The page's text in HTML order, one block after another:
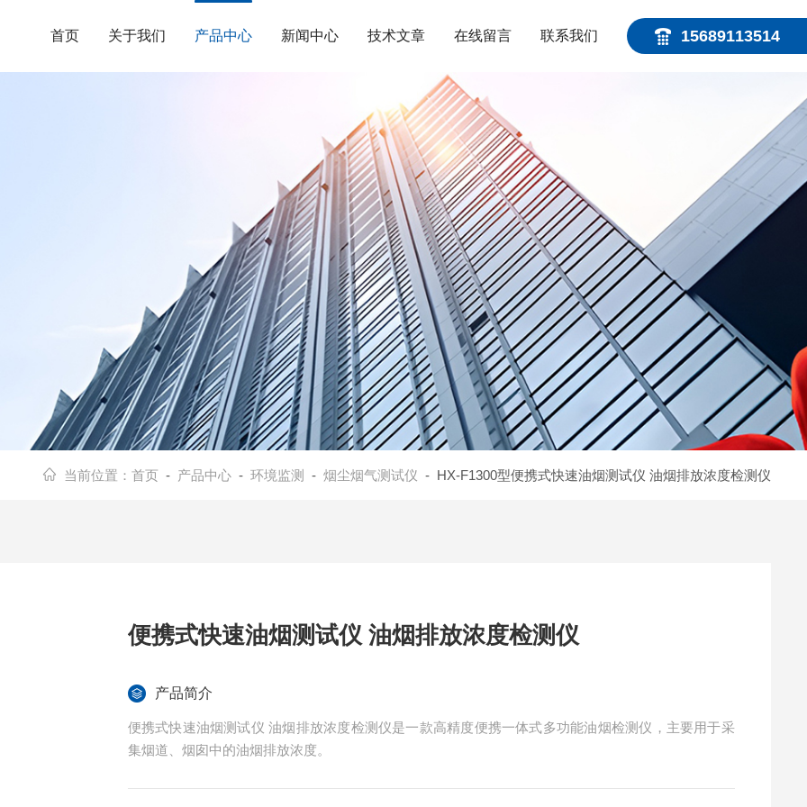
15689113514
首页 关于我们 产品中心 新闻中心 技术文章 在线留言 联系我们
当前位置： 首页 - 产品中心- 环境监测 - 烟尘烟气测试仪 - HX-F1300型便携式快速油烟测试仪 油烟排放浓度检测仪
便携式快速油烟测试仪 油烟排放浓度检测仪
产品简介
便携式快速油烟测试仪 油烟排放浓度检测仪是一款高精度便携一体式多功能油烟检测仪，主要用于采
集烟道、烟囱中的油烟排放浓度。